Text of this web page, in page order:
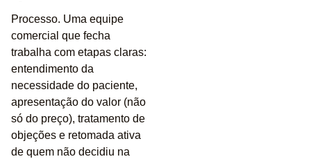
Processo. Uma equipe
comercial que fecha
trabalha com etapas claras:
entendimento da
necessidade do paciente,
apresentação do valor (não
só do preço), tratamento de
objeções e retomada ativa
de quem não decidiu na